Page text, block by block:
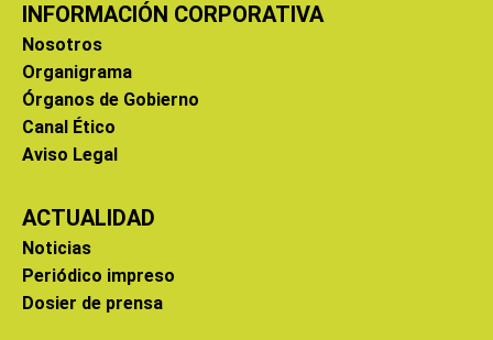
INFORMACIÓN CORPORATIVA
Nosotros
Organigrama
Órganos de Gobierno
Canal Ético
Aviso Legal
ACTUALIDAD
Noticias
Periódico impreso
Dosier de prensa